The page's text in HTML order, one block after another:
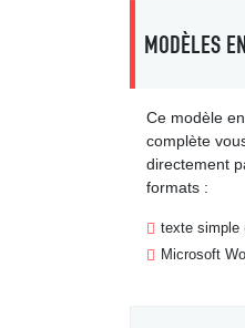
MODÈLES
Ce modèle
complète
directement
formats :
texte simple
Microsoft